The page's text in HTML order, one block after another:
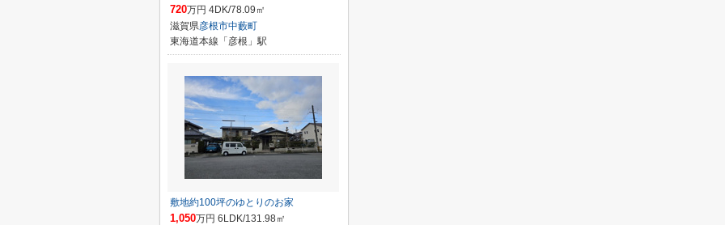
720万円 4DK/78.09㎡
滋賀県彦根市中藪町
東海道本線「彦根」駅
敷地約100坪のゆとりのお家
1,050万円 6LDK/131.98㎡